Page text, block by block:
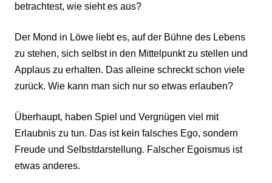
betrachtest, wie sieht es aus?
Der Mond in Löwe liebt es, auf der Bühne des Lebens
zu stehen, sich selbst in den Mittelpunkt zu stellen und
Applaus zu erhalten. Das alleine schreckt schon viele
zurück. Wie kann man sich nur so etwas erlauben?
Überhaupt, haben Spiel und Vergnügen viel mit
Erlaubnis zu tun. Das ist kein falsches Ego, sondern
Freude und Selbstdarstellung. Falscher Egoismus ist
etwas anderes.